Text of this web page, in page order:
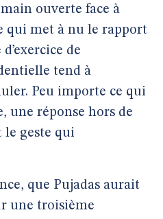
ouverte face à
qui met à nu le rapport
de
tend à
Peu importe ce qui
une réponse hors de
le geste qui
que Pujadas aurait
une troisième